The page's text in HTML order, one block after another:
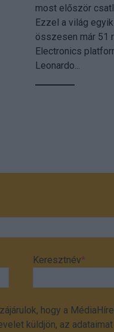
most először
Ezzel a világ
összesen már 51
Electronics
Leonardo...
Keresztnév*
hogy a
küldjön, az